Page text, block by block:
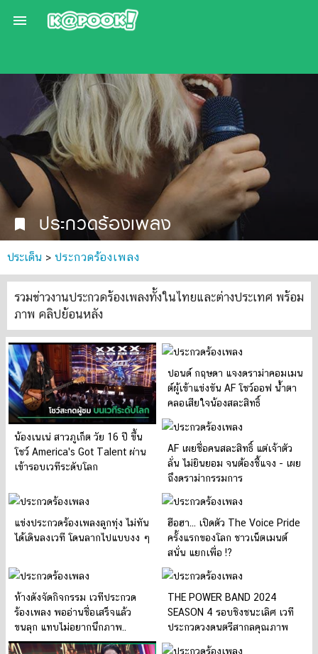

bookmark ประกวดร้องเพลง
ประเด็น > ประกวดร้องเพลง
รวมข่าวงานประกวดร้องเพลงทั้งในไทยและต่างประเทศ พร้อม
ภาพ คลิปย้อนหลัง
น้องเนเน่ สาวภูเก็ต วัย 16 ปี ขึ้น
โชว์ America's Got Talent ผ่าน
เข้ารอบเวทีระดับโลก
ปอนด์ กฤษดา แจงดราม่าคอมเมน
ต์ผู้เข้าแข่งขัน AF โชว์ออฟ น้ำตา
คลอเสียใจน้องสละสิทธิ์
AF เผยชื่อคนสละสิทธิ์ แต่เจ้าตัว
ลั่น ไม่ยินยอม จนต้องชี้แจง - เผย
ถึงดราม่ากรรมการ
แข่งประกวดร้องเพลงลูกทุ่ง ไม่ทัน
ได้เดินลงเวที โดนลากไปแบบงง ๆ
ฮือฮา... เปิดตัว The Voice Pride
ครั้งแรกของโลก ชาวเน็ตเมนต์
สนั่น แยกเพื่อ !?
ห้างดังจัดกิจกรรม เวทีประกวด
ร้องเพลง พออ่านชื่อเสร็จแล้ว
ขนลุก แทบไม่อยากนึกภาพ..
THE POWER BAND 2024
SEASON 4 รอบชิงชนะเลิศ เวที
ประกวดวงดนตรีสากลคุณภาพ
ระดับประเทศ